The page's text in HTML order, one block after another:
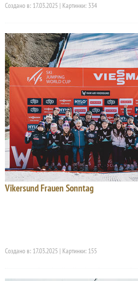
Создано в: 17.03.2025 | Картинки: 334
Vikersund Frauen Sonntag
Создано в: 17.03.2025 | Картинки: 155